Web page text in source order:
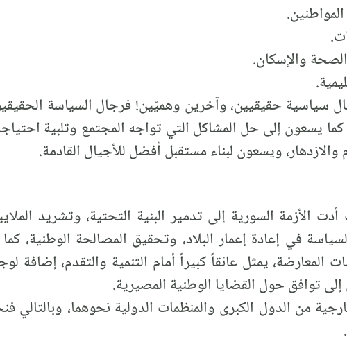
والإسكان.
سياسية حقيقيين، وآخرين وهميّين! فرجال السياسة
يسعون إلى حل المشاكل التي تواجه المجتمع وتلبية
ويسعون لبناء مستقبل أفضل للأجيال القادمة.
السورية إلى تدمير البنية التحتية، وتشريد
في إعادة إعمار البلاد، وتحقيق المصالحة الوطنية،
يمثل عائقاً كبيراً أمام التنمية والتقدم، إضافة
توافق حول القضايا الوطنية المصيرية.
من الدول الكبرى والمنظمات الدولية نحوهما، وبالتالي